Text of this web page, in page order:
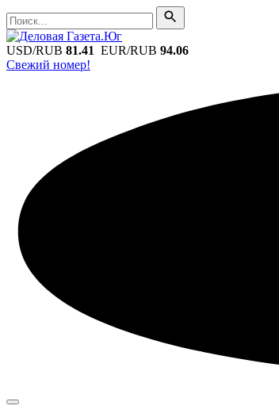
Поиск
Поиск
USD/RUB 81.41 EUR/RUB 94.06
Свежий номер!